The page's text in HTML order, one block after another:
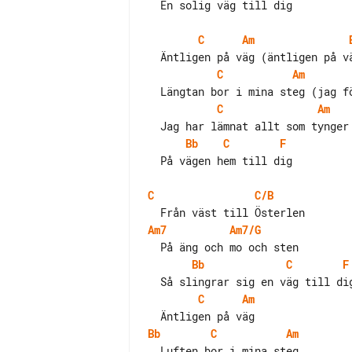
C Am
C Am
C Am
Bb C
F
C
C/B
Am7
Am7/G
Bb
C F
C
Am
Bb
C
Am